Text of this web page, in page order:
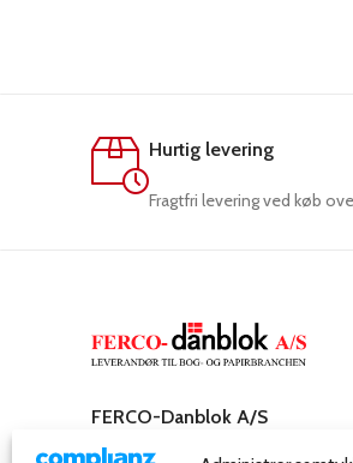
Hurtig levering
Fragtfri levering ved køb
FERCO-Danblok A/S
Rosenkæret 31,